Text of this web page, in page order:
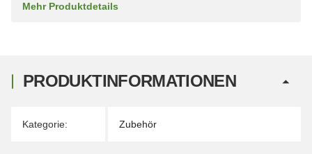
Mehr Produktdetails
PRODUKTINFORMATIONEN
Produkteigenschaft
Wert
Kategorie: Zubehör